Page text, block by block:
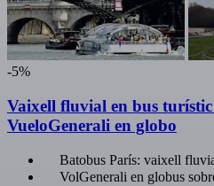
-5%
Vaixell fluvial en bus
VueloGenerali en globo
Batobus París: vaixell
VolGenerali en globus